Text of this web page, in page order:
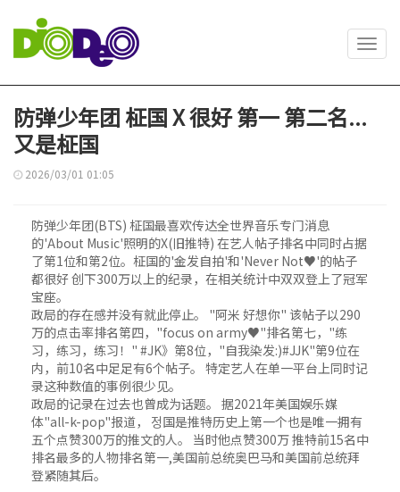
防弹少年团 柾国 X 很好 第一 第二名...
又是柾国
2026/03/01 01:05
防弹少年团(BTS) 柾国最喜欢传达全世界音乐专门消息
的'About Music'照明的X(旧推特) 在艺人帖子排名中同时占据
了第1位和第2位。柾国的'金发自拍'和'Never Not♥'的帖子
都很好 创下300万以上的纪录，在相关统计中双双登上了冠军
宝座。
政局的存在感并没有就此停止。 "阿米 好想你" 该帖子以290
万的点击率排名第四，"focus on army♥"排名第七，"练
习，练习，练习！" #JK》第8位，"自我染发:)#JJK"第9位在
内，前10名中足足有6个帖子。 特定艺人在单一平台上同时记
录这种数值的事例很少见。
政局的记录在过去也曾成为话题。 据2021年美国娱乐媒
体"all-k-pop"报道， 정国是推特历史上第一个也是唯一拥有
五个点赞300万的推文的人。 当时他点赞300万 推特前15名中
排名最多的人物排名第一,美国前总统奥巴马和美国前总统拜
登紧随其后。